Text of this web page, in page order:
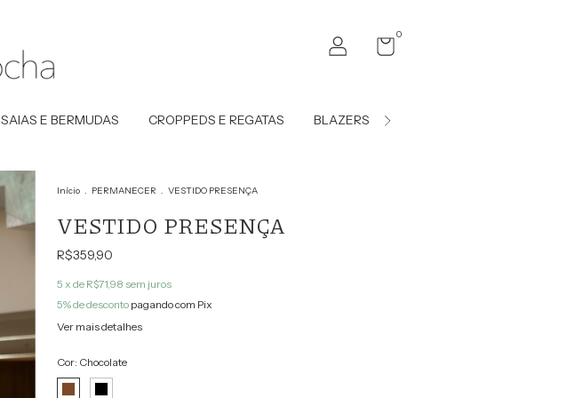
0
SAIAS E BERMUDAS CROPPEDS E REGATAS BLAZERS E COLETES
Início . PERMANECER . VESTIDO PRESENÇA
VESTIDO PRESENÇA
R$359,90
5 x de R$71,98 sem juros
5% de descontopagando com Pix
Ver mais detalhes
Cor: Chocolate